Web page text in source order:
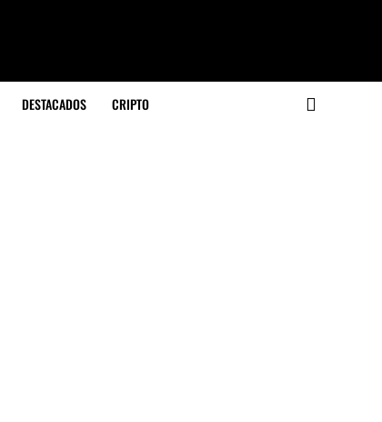
DESTACADOS CRIPTO